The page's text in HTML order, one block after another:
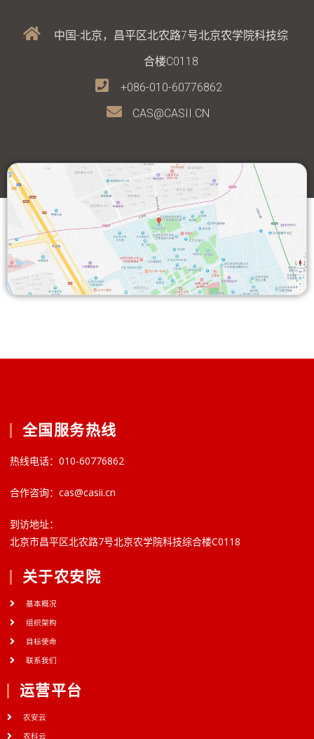
中国-北京，昌平区北农路7号北京农学院科技综
合楼C0118
+086-010-60776862
CAS@CASII.CN
全国服务热线
热线电话：010-60776862
合作咨询：cas@casii.cn
到访地址：
北京市昌平区北农路7号北京农学院科技综合楼C0118
关于农安院
基本概况
组织架构
目标使命
联系我们
运营平台
农安云